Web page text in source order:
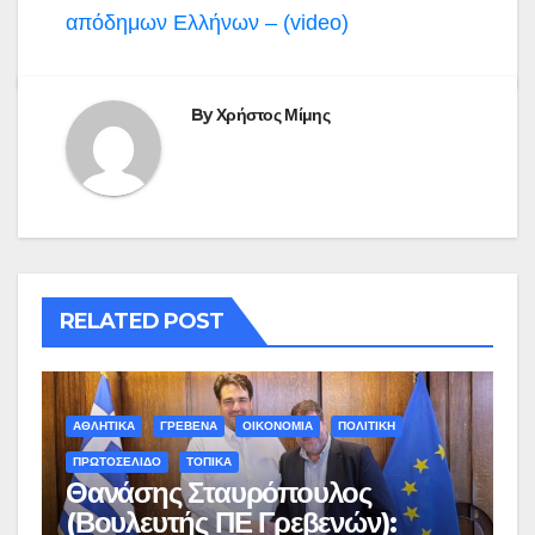
απόδημων Ελλήνων – (video)
ByΧρήστος Μίμης
RELATED POST
ΑΘΛΗΤΙΚΑ ΓΡΕΒΕΝΑ ΟΙΚΟΝΟΜΙΑ ΠΟΛΙΤΙΚΗ
ΠΡΩΤΟΣΕΛΙΔΟ ΤΟΠΙΚΑ
Θανάσης Σταυρόπουλος
(Βουλευτής ΠΕ Γρεβενών):